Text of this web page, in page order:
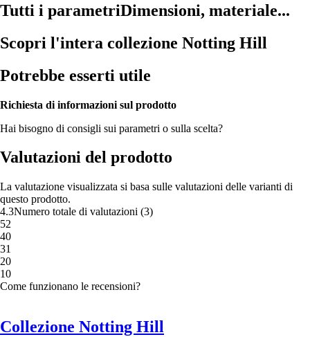
Tutti i parametriDimensioni, materiale...
Scopri l'intera collezione Notting Hill
Potrebbe esserti utile
Richiesta di informazioni sul prodotto
Hai bisogno di consigli sui parametri o sulla scelta?
Valutazioni del prodotto
La valutazione visualizzata si basa sulle valutazioni delle varianti di
questo prodotto.
4.3Numero totale di valutazioni (3)
52
40
31
20
10
Come funzionano le recensioni?
Collezione Notting Hill